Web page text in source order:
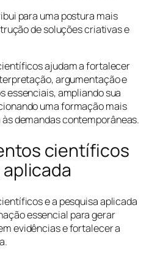
para uma postura mais
de soluções criativas e
ajudam a fortalecer
argumentação e
essenciais, ampliando sua
uma formação mais
demandas contemporâneas.
científicos
e a pesquisa aplicada
essencial para gerar
evidências e fortalecer a